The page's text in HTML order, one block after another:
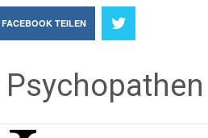
TEILEN
Psychopathen